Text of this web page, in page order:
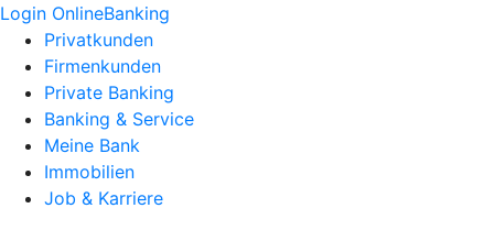
Login OnlineBanking
Privatkunden
Firmenkunden
Private Banking
Banking & Service
Meine Bank
Immobilien
Job & Karriere